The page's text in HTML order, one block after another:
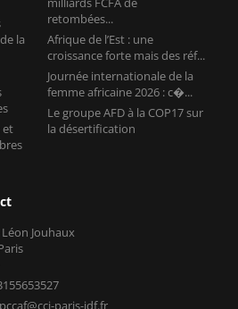
la
et
retombées...
Afrique de l’Est : une
croissance forte mais des réf...
Journée internationale de la
femme africaine 2026 : c�...
Le groupe AFD à la COP17 sur
la désertification
Jouhaux
paris-idf.fr